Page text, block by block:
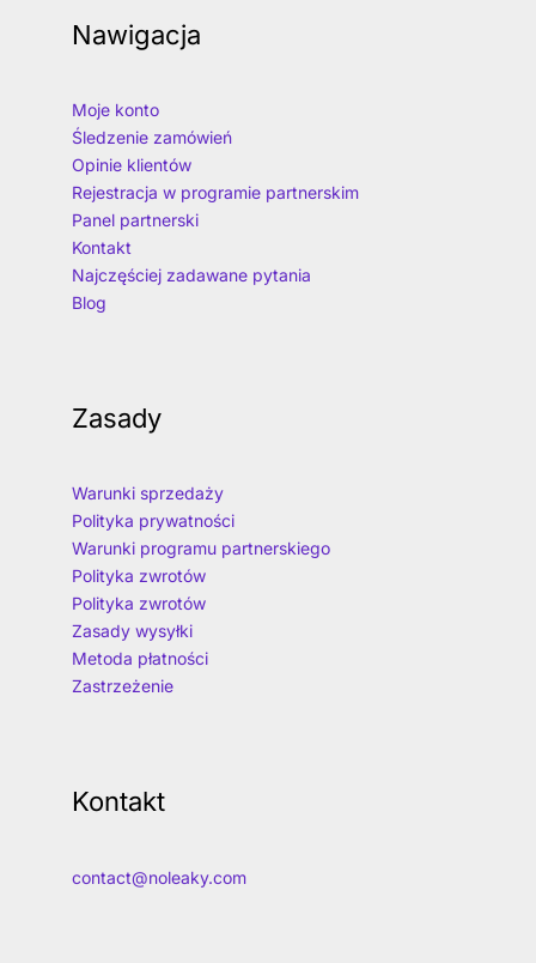
Nawigacja
Moje konto
Śledzenie zamówień
Opinie klientów
Rejestracja w programie partnerskim
Panel partnerski
Kontakt
Najczęściej zadawane pytania
Blog
Zasady
Warunki sprzedaży
Polityka prywatności
Warunki programu partnerskiego
Polityka zwrotów
Polityka zwrotów
Zasady wysyłki
Metoda płatności
Zastrzeżenie
Kontakt
contact@noleaky.com